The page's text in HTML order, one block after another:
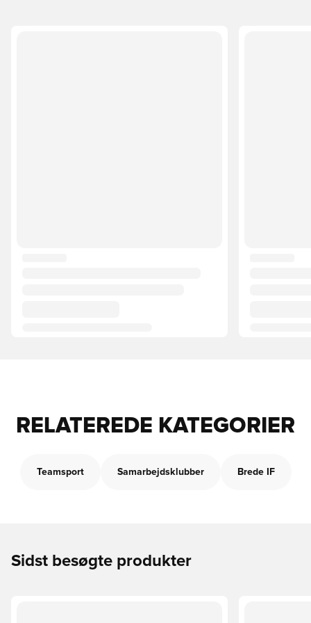
RELATEREDE KATEGORIER
Teamsport Samarbejdsklubber Brede IF
Sidst besøgte produkter